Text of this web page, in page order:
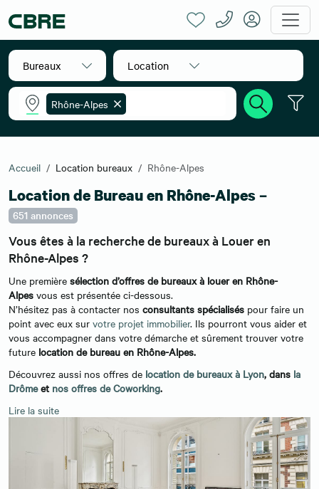
Bureaux Location
Rhône-Alpes
Accueil Location bureaux Rhône-Alpes
Location de Bureau en Rhône-Alpes –
651 annonces
Vous êtes à la recherche de bureaux à Louer en
Rhône-Alpes ?
Une première sélection d’offres de bureaux à louer en Rhône-
Alpes vous est présentée ci-dessous.
N’hésitez pas à contacter nos consultants spécialisés pour faire un
point avec eux sur votre projet immobilier. Ils pourront vous aider et
vous accompagner dans votre démarche et sûrement trouver votre
future location de bureau en Rhône-Alpes.
Découvrez aussi nos offres de location de bureaux à Lyon, dans la
Drômeet nos offres de Coworking.
Lire la suite